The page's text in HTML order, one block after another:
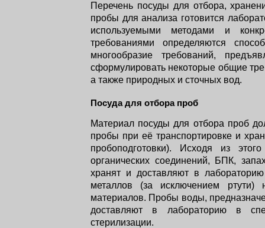
Перечень посуды для отбора,
пробы для анализа готовится
используемыми методами и
требованиями определяются
многообразие требований,
сформулировать некоторые общие
а также природных и сточных вод.
Посуда для отбора проб
Материал посуды для отбора проб
пробы при её транспортировке и
пробоподготовки). Исходя из
органических соединений, БПК,
хранят и доставляют в
металлов (за исключением ртути)
материалов. Пробы воды,
доставляют в лабораторию в
стерилизации.